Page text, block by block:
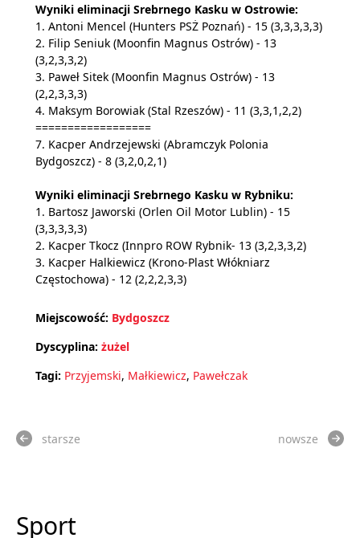
Wyniki eliminacji Srebrnego Kasku w Ostrowie:
1. Antoni Mencel (Hunters PSŻ Poznań) - 15 (3,3,3,3,3)
2. Filip Seniuk (Moonfin Magnus Ostrów) - 13
(3,2,3,3,2)
3. Paweł Sitek (Moonfin Magnus Ostrów) - 13
(2,2,3,3,3)
4. Maksym Borowiak (Stal Rzeszów) - 11 (3,3,1,2,2)
==================
7. Kacper Andrzejewski (Abramczyk Polonia
Bydgoszcz) - 8 (3,2,0,2,1)
Wyniki eliminacji Srebrnego Kasku w Rybniku:
1. Bartosz Jaworski (Orlen Oil Motor Lublin) - 15
(3,3,3,3,3)
2. Kacper Tkocz (Innpro ROW Rybnik- 13 (3,2,3,3,2)
3. Kacper Halkiewicz (Krono-Plast Włókniarz
Częstochowa) - 12 (2,2,2,3,3)
Miejscowość: Bydgoszcz
Dyscyplina: żużel
Tagi: Przyjemski, Małkiewicz, Pawełczak
starsze nowsze
Sport